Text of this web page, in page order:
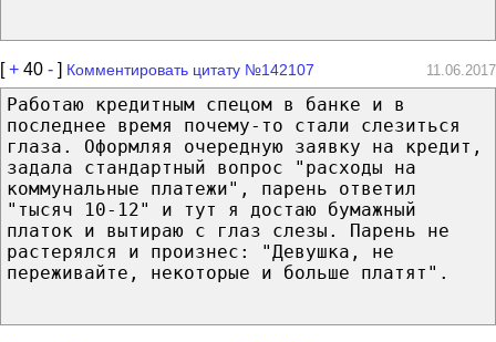
[+ 40 - ] Комментировать цитату №142107 11.06.2017
Работаю кредитным спецом в банке и в
последнее время почему-то стали слезиться
глаза. Оформляя очередную заявку на кредит,
задала стандартный вопрос "расходы на
коммунальные платежи", парень ответил
"тысяч 10-12" и тут я достаю бумажный
платок и вытираю с глаз слезы. Парень не
растерялся и произнес: "Девушка, не
переживайте, некоторые и больше платят".